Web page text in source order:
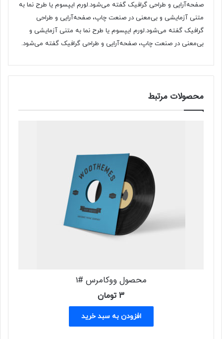
صفحه‌آرایی و طراحی گرافیک گفته می‌شود.لورم ایپسوم یا طرح‌ نما به
متنی آزمایشی و بی‌معنی در صنعت چاپ، صفحه‌آرایی و طراحی
گرافیک گفته می‌شود.لورم ایپسوم یا طرح‌ نما به متنی آزمایشی و
بی‌معنی در صنعت چاپ، صفحه‌آرایی و طراحی گرافیک گفته می‌شود.
محصولات مرتبط
محصول ووکامرس #1
3 تومان
افزودن به سبد خرید